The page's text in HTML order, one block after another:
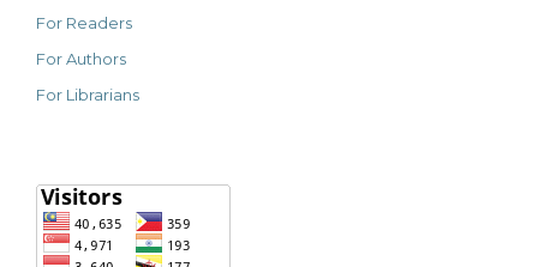
For Readers
For Authors
For Librarians